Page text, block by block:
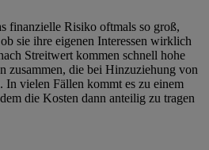
finanzielle Risiko oftmals so groß,
sie ihre eigenen Interessen wirklich
Streitwert kommen schnell hohe
zusammen, die bei Hinzuziehung von
In vielen Fällen kommt es zu einem
die Kosten dann anteilig zu tragen